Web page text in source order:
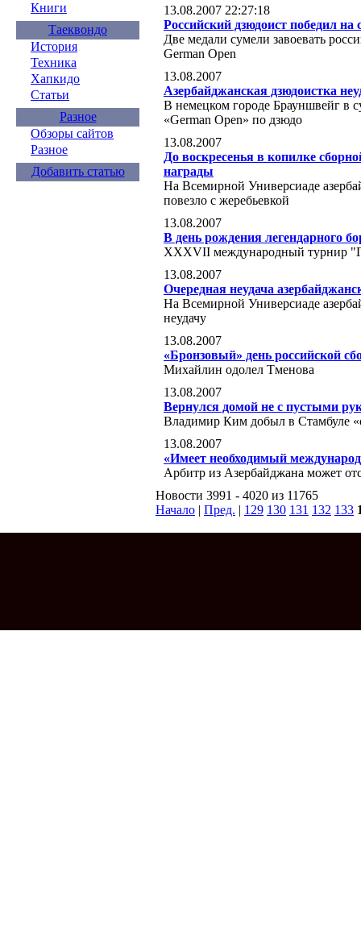
Книги
Таеквондо
История
Техника
Хапкидо
Статьи
Разное
Обзоры сайтов
Разное
Добавить статью
13.08.2007 22:27:18
Российский дзюдоист победил
Две медали сумели завоевать
German Open
13.08.2007
Азербайджанская дзюдоистка
В немецком городе Брауншвейг в
«German Open» по дзюдо
13.08.2007
До воскресенья в копилке
награды
На Всемирной Универсиаде
повезло с жеребьевкой
13.08.2007
В день рождения легендарного
XXXVII международный турнир
13.08.2007
Очередная неудача
На Всемирной Универсиаде
неудачу
13.08.2007
«Бронзовый» день российской
Михайлин одолел Тменова
13.08.2007
Вернулся домой не с пустыми
Владимир Ким добыл в Стамбуле
13.08.2007
«Имеет необходимый
Арбитр из Азербайджана может
Новости 3991 - 4020 из 11765
Начало | Пред. | 129 130 131 132 133